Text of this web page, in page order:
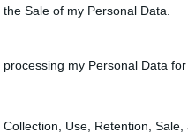
Sale of my Personal Data.
my Personal Data for
Use, Retention, Sale,
μαρτυρίες, προκειμένου
συνδέονται με άλλες
προς τους πολίτες να